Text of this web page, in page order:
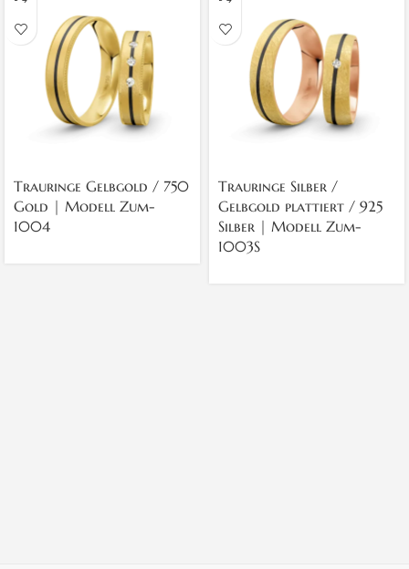
Trauringe Gelbgold / 750
Gold | Modell Zum-
1004
Trauringe Silber /
Gelbgold plattiert / 925
Silber | Modell Zum-
1003S